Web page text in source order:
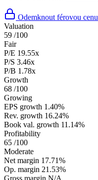
Odemknout férovou cenu
Valuation
59 /100
Fair
P/E 19.55x
P/S 3.46x
P/B 1.78x
Growth
68 /100
Growing
EPS growth 1.40%
Rev. growth 16.24%
Book val. growth 11.14%
Profitability
65 /100
Moderate
Net margin 17.71%
Op. margin 21.53%
Gross margin N/A